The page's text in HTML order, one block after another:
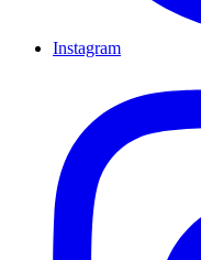
Instagram